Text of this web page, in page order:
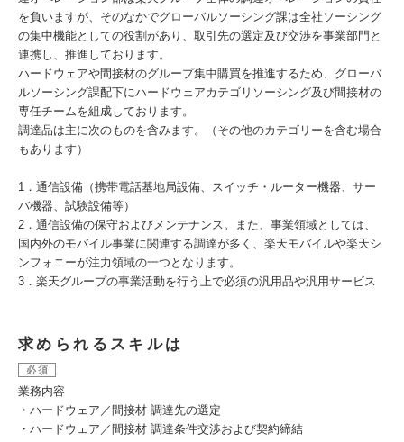
を負いますが、そのなかでグローバルソーシング課は全社ソーシング
の集中機能としての役割があり、取引先の選定及び交渉を事業部門と
連携し、推進しております。
ハードウェアや間接材のグループ集中購買を推進するため、グローバ
ルソーシング課配下にハードウェアカテゴリソーシング及び間接材の
専任チームを組成しております。
調達品は主に次のものを含みます。（その他のカテゴリーを含む場合
もあります）
1．通信設備（携帯電話基地局設備、スイッチ・ルーター機器、サー
バ機器、試験設備等）
2．通信設備の保守およびメンテナンス。また、事業領域としては、
国内外のモバイル事業に関連する調達が多く、楽天モバイルや楽天シ
ンフォニーが注力領域の一つとなります。
3．楽天グループの事業活動を行う上で必須の汎用品や汎用サービス
求められるスキルは
必須
業務内容
・ハードウェア／間接材 調達先の選定
・ハードウェア／間接材 調達条件交渉および契約締結